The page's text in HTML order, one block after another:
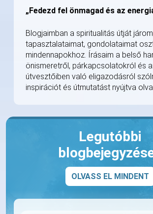
„Fedezd fel önmagad és az
Blogjaimban a spiritualitás útját
tapasztalataimat, gondolataimat
mindennapokhoz. Írásaim a belső
önismeretről, párkapcsolatokról és
útvesztőiben való eligazodásról
inspirációt és útmutatást nyújtva
Legutóbbi
OLVASS EL MINDENT